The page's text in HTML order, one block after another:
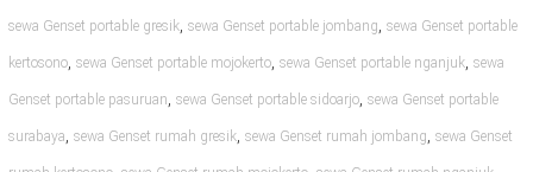
sewa Genset portable gresik, sewa Genset portable jombang, sewa Genset portable
kertosono, sewa Genset portable mojokerto, sewa Genset portable nganjuk, sewa
Genset portable pasuruan, sewa Genset portable sidoarjo, sewa Genset portable
surabaya, sewa Genset rumah gresik, sewa Genset rumah jombang, sewa Genset